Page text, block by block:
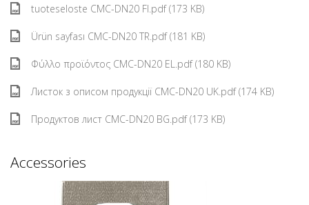
tuoteseloste CMC-DN20 FI.pdf (173 KB)
Ürün sayfası CMC-DN20 TR.pdf (181 KB)
Φύλλο προϊόντος CMC-DN20 EL.pdf (180 KB)
Листок з описом продукції CMC-DN20 UK.pdf (174 KB)
Продуктов лист CMC-DN20 BG.pdf (173 KB)
Accessories